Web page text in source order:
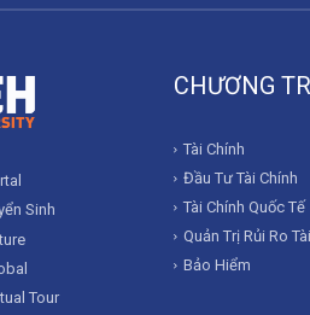
Sinh
Tour
CHƯƠNG
Tài Chính
Đầu Tư Tài Chính
Tài Chính Quốc Tế
Quản Trị Rủi Ro
Bảo Hiểm